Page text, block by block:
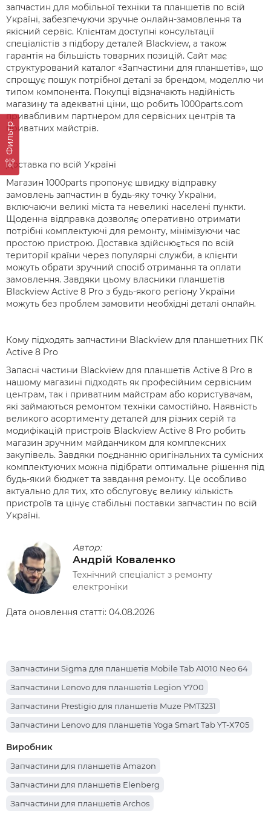
Фильтр
запчастин для мобільної техніки та планшетів по всій
Україні, забезпечуючи зручне онлайн-замовлення та
якісний сервіс. Клієнтам доступні консультації
спеціалістів з підбору деталей Blackview, а також
гарантія на більшість товарних позицій. Сайт має
структурований каталог «Запчастини для планшетів», що
спрощує пошук потрібної деталі за брендом, моделлю чи
типом компонента. Покупці відзначають надійність
магазину та адекватні ціни, що робить 1000parts.com
привабливим партнером для сервісних центрів та
приватних майстрів.
Доставка по всій Україні
Магазин 1000parts пропонує швидку відправку
замовлень запчастин в будь-яку точку України,
включаючи великі міста та невеликі населені пункти.
Щоденна відправка дозволяє оперативно отримати
потрібні комплектуючі для ремонту, мінімізуючи час
простою пристрою. Доставка здійснюється по всій
території країни через популярні служби, а клієнти
можуть обрати зручний спосіб отримання та оплати
замовлення. Завдяки цьому власники планшетів
Blackview Active 8 Pro з будь-якого регіону України
можуть без проблем замовити необхідні деталі онлайн.
Кому підходять запчастини Blackview для планшетних ПК
Active 8 Pro
Запасні частини Blackview для планшетів Active 8 Pro в
нашому магазині підходять як професійним сервісним
центрам, так і приватним майстрам або користувачам,
які займаються ремонтом техніки самостійно. Наявність
великого асортименту деталей для різних серій та
модифікацій пристроїв Blackview Active 8 Pro робить
магазин зручним майданчиком для комплексних
закупівель. Завдяки поєднанню оригінальних та сумісних
комплектуючих можна підібрати оптимальне рішення під
будь-який бюджет та завдання ремонту. Це особливо
актуально для тих, хто обслуговує велику кількість
пристроїв та цінує стабільні поставки запчастин по всій
Україні.
Автор:
Андрій Коваленко
Технічний спеціаліст з ремонту
електроніки
Дата оновлення статті: 04.08.2026
Запчастини Sigma для планшетів Mobile Tab A1010 Neo 64
Запчастини Lenovo для планшетів Legion Y700
Запчастини Prestigio для планшетів Muze PMT3231
Запчастини Lenovo для планшетів Yoga Smart Tab YT-X705
Запчастини Apple для планшетів iPad Pro 12.9 (2017)
Запчастини Teclast для планшетів P85T
Запчастини Oscal для планшетів Pad 70
Запчастини Nomi для планшетів C101014 Ultra4
Виробник
Запчастини для планшетів Amazon
Запчастини для планшетів Elenberg
Запчастини для планшетів Archos